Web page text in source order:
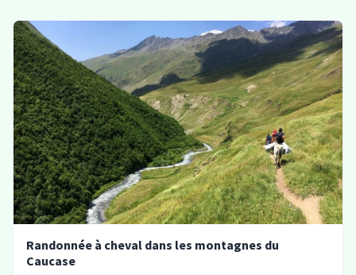
Randonnée à cheval dans les montagnes du
Caucase